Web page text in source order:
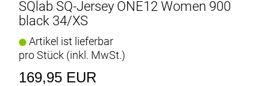
SQlab SQ-Jersey ONE12 Women 900
black 34/XS
Artikel ist lieferbar
pro Stück (inkl. MwSt.)
169,95 EUR